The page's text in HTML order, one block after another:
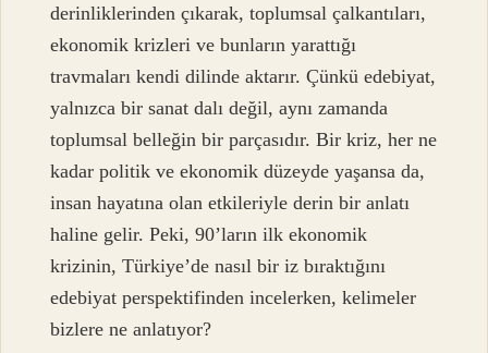
derinliklerinden çıkarak, toplumsal çalkantıları,
ekonomik krizleri ve bunların yarattığı
travmaları kendi dilinde aktarır. Çünkü edebiyat,
yalnızca bir sanat dalı değil, aynı zamanda
toplumsal belleğin bir parçasıdır. Bir kriz, her ne
kadar politik ve ekonomik düzeyde yaşansa da,
insan hayatına olan etkileriyle derin bir anlatı
haline gelir. Peki, 90’ların ilk ekonomik
krizinin, Türkiye’de nasıl bir iz bıraktığını
edebiyat perspektifinden incelerken, kelimeler
bizlere ne anlatıyor?